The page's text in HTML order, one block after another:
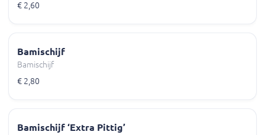
€ 2,60
Bamischijf
Bamischijf
€ 2,80
Bamischijf ‘Extra Pittig’